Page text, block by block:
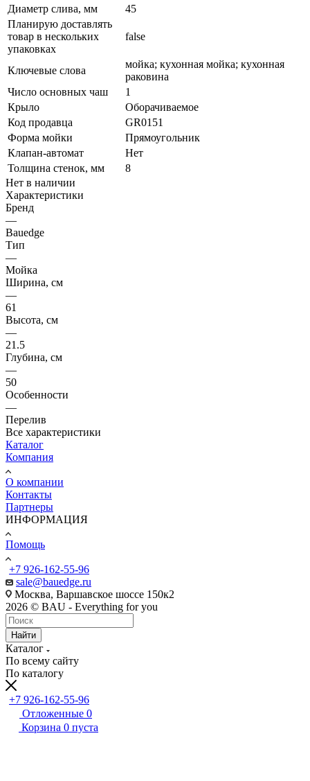
Диаметр слива, мм
45
Планирую доставлять
товар в нескольких
упаковках
false
Ключевые слова
мойка; кухонная мойка; кухонная
раковина
Число основных чаш
1
Крыло
Оборачиваемое
Код продавца
GR0151
Форма мойки
Прямоугольник
Клапан-автомат
Нет
Толщина стенок, мм
8
Нет в наличии
Характеристики
Бренд
—
Bauedge
Тип
—
Мойка
Ширина, см
—
61
Высота, см
—
21.5
Глубина, см
—
50
Особенности
—
Перелив
Все характеристики
Каталог
Компания
О компании
Контакты
Партнеры
ИНФОРМАЦИЯ
Помощь
+7 926-162-55-96
sale@bauedge.ru
Москва, Варшавское шоссе 150к2
2026 © BAU - Everything for you
Найти
Каталог
По всему сайту
По каталогу
+7 926-162-55-96
Отложенные 0
Корзина 0 пуста